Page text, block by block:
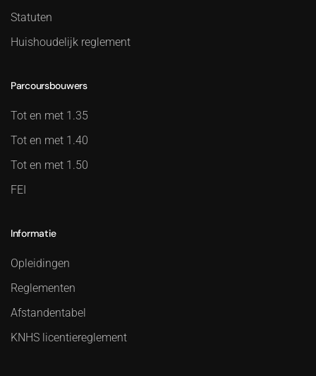
Statuten
Huishoudelijk reglement
Parcoursbouwers
Tot en met 1.35
Tot en met 1.40
Tot en met 1.50
FEI
Informatie
Opleidingen
Reglementen
Afstandentabel
KNHS licentiereglement